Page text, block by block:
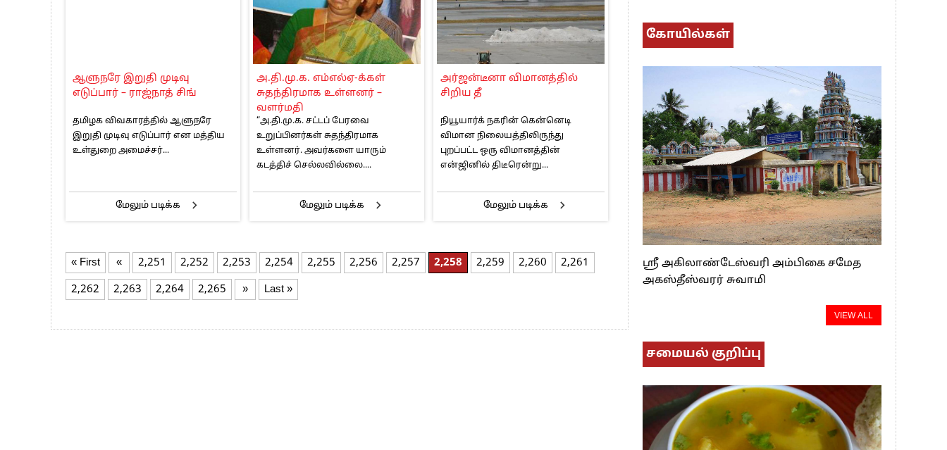
ஆளுநரே இறுதி முடிவு
எடுப்பார் – ராஜ்நாத் சிங்
தமிழக விவகாரத்தில் ஆளுநரே
இறுதி முடிவு எடுப்பார் என மத்திய
உள்துறை அமைச்சர்...
மேலும் படிக்க
அ.தி.மு.க. எம்எல்ஏ-க்கள்
சுதந்திரமாக உள்ளனர் –
வளர்மதி
“அ.தி.மு.க. சட்டப் பேரவை
உறுப்பினர்கள் சுதந்திரமாக
உள்ளனர். அவர்களை யாரும்
கடத்திச் செல்லவில்லை....
மேலும் படிக்க
அர்ஜன்டீனா விமானத்தில்
சிறிய தீ
நியூயார்க் நகரின் கென்னெடி
விமான நிலையத்திலிருந்து
புறப்பட்ட ஒரு விமானத்தின்
என்ஜினில் திடீரென்று...
மேலும் படிக்க
« First « 2,251 2,252 2,253 2,254 2,255 2,256 2,257 2,258 2,259 2,260
2,261
2,262
2,263 2,264 2,265 » Last »
கோயில்கள்
ஸ்ரீ அகிலாண்டேஸ்வரி அம்பிகை சமேத
அகஸ்தீஸ்வரர் சுவாமி
VIEW ALL
சமையல் குறிப்பு